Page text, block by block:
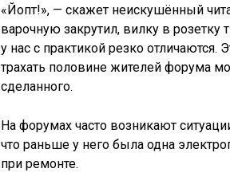
«Йопт!», — скажет неискушённый
варочную закрутил, вилку в розетку
у нас с практикой резко отличаются.
трахать половине жителей форума
сделанного.
На форумах часто возникают
что раньше у него была одна
при ремонте.